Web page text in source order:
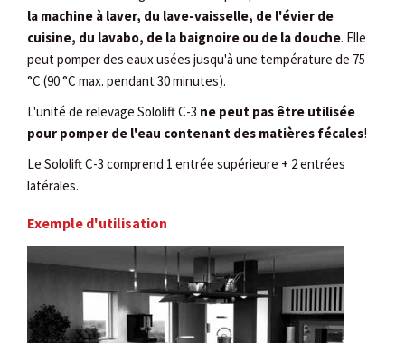
la machine à laver, du lave-vaisselle, de l'évier de
cuisine, du lavabo, de la baignoire ou de la douche. Elle
peut pomper des eaux usées jusqu'à une température de 75
°C (90 °C max. pendant 30 minutes).
L'unité de relevage Sololift C-3 ne peut pas être utilisée
pour pomper de l'eau contenant des matières fécales!
Le Sololift C-3 comprend 1 entrée supérieure + 2 entrées
latérales.
Exemple d'utilisation